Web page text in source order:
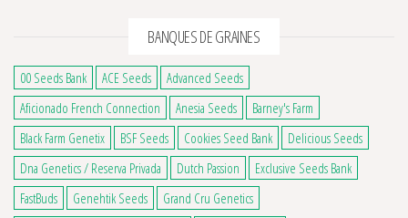
BANQUES DE GRAINES
00 Seeds Bank ACE Seeds
Advanced Seeds
Aficionado French Connection
Anesia Seeds
Barney's Farm
Black Farm Genetix
BSF Seeds Cookies Seed Bank
Delicious Seeds
Dna Genetics / Reserva Privada
Dutch Passion
Exclusive Seeds Bank
FastBuds
Genehtik Seeds
Grand Cru Genetics